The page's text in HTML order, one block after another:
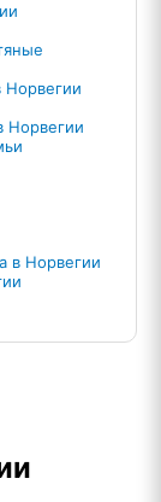
Норвегии
в Норвегии